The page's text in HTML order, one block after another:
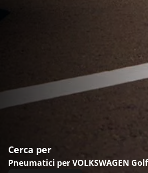
Cerca per
Pneumatici per VOLKSWAGEN